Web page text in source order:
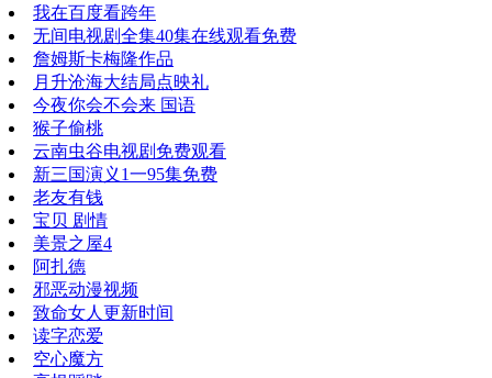
我在百度看跨年
无间电视剧全集40集在线观看免费
詹姆斯卡梅隆作品
月升沧海大结局点映礼
今夜你会不会来 国语
猴子偷桃
云南虫谷电视剧免费观看
新三国演义1一95集免费
老友有钱
宝贝 剧情
美景之屋4
阿扎德
邪恶动漫视频
致命女人更新时间
读字恋爱
空心魔方